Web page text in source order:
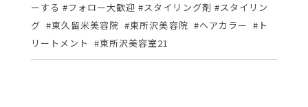
ーする #フォロー大歓迎 #スタイリング剤 #スタイリン
グ #東久留米美容院 #東所沢美容院 #ヘアカラー #ト
リートメント #東所沢美容室21